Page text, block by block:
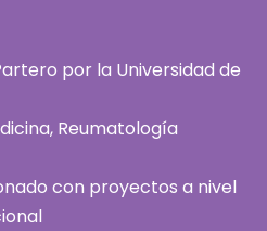
por la Universidad de
Reumatología
con proyectos a nivel